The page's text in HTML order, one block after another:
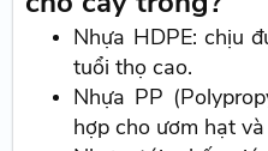
Nhựa HDPE: chịu
tuổi thọ cao.
Nhựa PP
hợp cho ươm hạt